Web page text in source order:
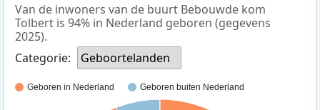
Van de inwoners van de buurt Bebouwde kom
Tolbert is 94% in Nederland geboren (gegevens
2025).
Categorie:
Geboortelanden
Geboren in Nederland Geboren buiten Nederland